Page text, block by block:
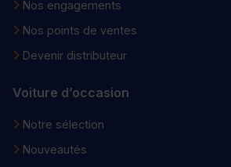
Nos engagements
Nos points de ventes
Devenir distributeur
Voiture d’occasion
Notre sélection
Nouveautés